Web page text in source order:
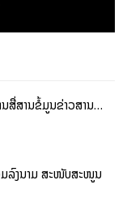
ສື່ສານຂໍ້ມູນຂ່າວສານ…
ລົງນາມ ສະໜັບສະໜູນ